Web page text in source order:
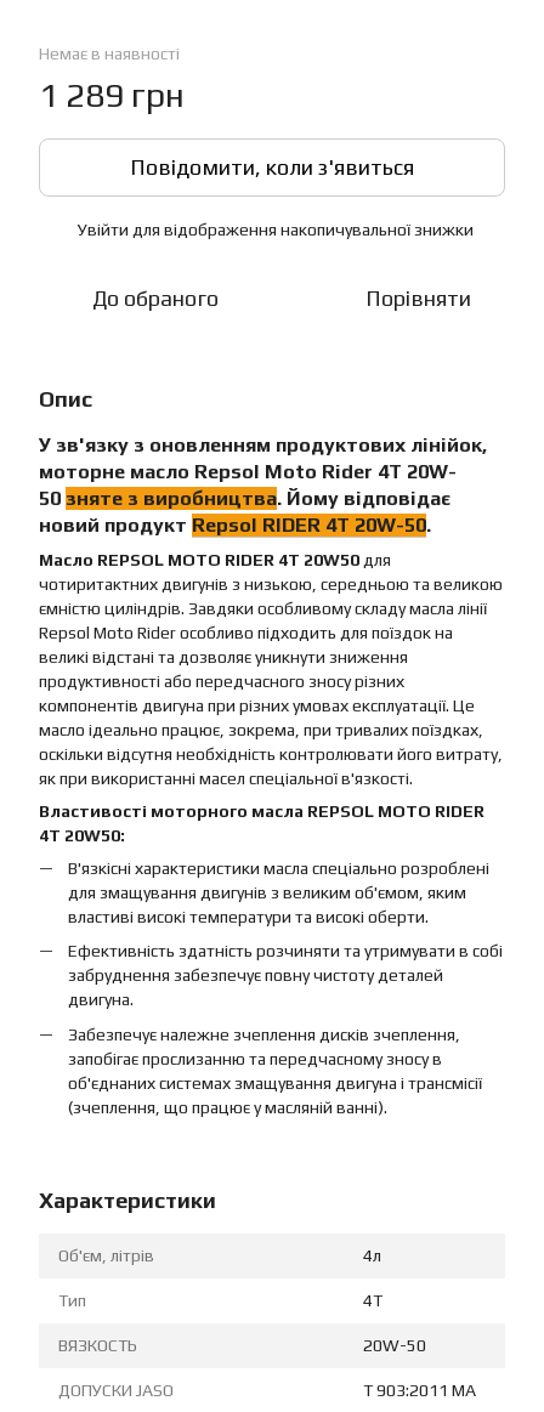
Немає в наявності
1 289 грн
Повідомити, коли з'явиться
Увійти для відображення накопичувальної знижки
До обраного Порівняти
Опис
У зв'язку з оновленням продуктових лінійок,
моторне масло Repsol Moto Rider 4T 20W-
50 зняте з виробництва. Йому відповідає
новий продукт Repsol RIDER 4T 20W-50.
Масло REPSOL MOTO RIDER 4T 20W50 для
чотиритактних двигунів з низькою, середньою та великою
ємністю циліндрів. Завдяки особливому складу масла лінії
Repsol Moto Rider особливо підходить для поїздок на
великі відстані та дозволяє уникнути зниження
продуктивності або передчасного зносу різних
компонентів двигуна при різних умовах експлуатації. Це
масло ідеально працює, зокрема, при тривалих поїздках,
оскільки відсутня необхідність контролювати його витрату,
як при використанні масел спеціальної в'язкості.
Властивості моторного масла REPSOL MOTO RIDER
4T 20W50:
В'язкісні характеристики масла спеціально розроблені
для змащування двигунів з великим об'ємом, яким
властиві високі температури та високі оберти.
Ефективність здатність розчиняти та утримувати в собі
забруднення забезпечує повну чистоту деталей
двигуна.
Забезпечує належне зчеплення дисків зчеплення,
запобігає прослизанню та передчасному зносу в
об'єднаних системах змащування двигуна і трансмісії
(зчеплення, що працює у масляній ванні).
Характеристики
Об'єм, літрів 4л
Тип 4T
ВЯЗКОСТЬ 20W-50
ДОПУСКИ JASO T 903:2011 MA